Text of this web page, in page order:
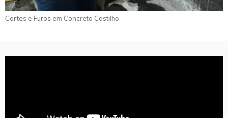
Cortes e Furos em Concreto Castilho